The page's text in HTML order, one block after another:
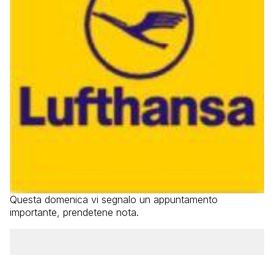
Questa domenica vi segnalo un appuntamento
importante, prendetene nota.